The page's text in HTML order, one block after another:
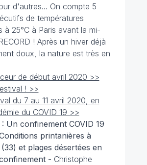
d'autres... On compte 5
de températures
à 25°C à Paris avant la mi-
! Après un hiver déjà
doux, la nature est très en
de début avril 2020 >>
! >>
du 7 au 11 avril 2020, en
du COVID 19 >>
Un confinement COVID 19
printanières à
et plages désertées en
- Christophe